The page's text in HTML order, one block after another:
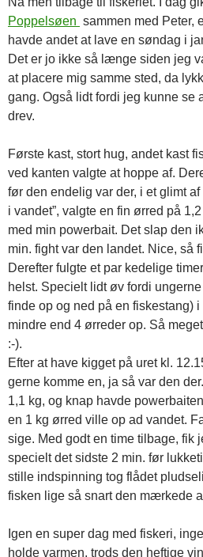
Poppelsøen sammen med Peter,
havde andet at lave en søndag i
Det er jo ikke så længe siden jeg
at placere mig samme sted, da
gang. Også lidt fordi jeg kunne se
drev.
Første kast, stort hug, andet kast
ved kanten valgte at hoppe af.
før den endelig var der, i et glimt
i vandet”, valgte en fin ørred på
med min powerbait. Det slap den
min. fight var den landet. Nice, så
Derefter fulgte et par kedelige
helst. Specielt lidt øv fordi
finde op og ned på en fiskestang)
mindre end 4 ørreder op. Så
:-).
Efter at have kigget på uret kl.
gerne komme en, ja så var den
1,1 kg, og knap havde
en 1 kg ørred ville op ad vandet.
sige. Med godt en time tilbage, fik
specielt det sidste 2 min. før
stille indspinning tog flådet
fisken lige så snart den mærkede
Igen en super dag med fiskeri,
holde varmen, trods den heftige